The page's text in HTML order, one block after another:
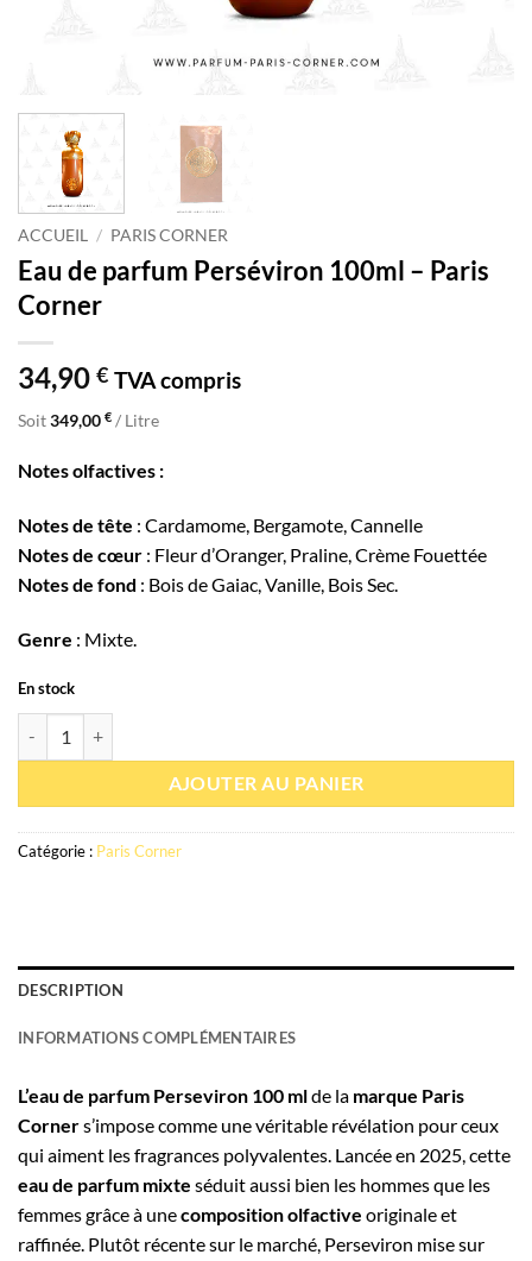
ACCUEIL / PARIS CORNER
Eau de parfum Perséviron 100ml – Paris
Corner
34,90 € TVA compris
Soit349,00 € / Litre
Notes olfactives :
Notes de tête : Cardamome, Bergamote, Cannelle
Notes de cœur : Fleur d’Oranger, Praline, Crème Fouettée
Notes de fond : Bois de Gaiac, Vanille, Bois Sec.
Genre : Mixte.
En stock
AJOUTER AU PANIER
Catégorie : Paris Corner
DESCRIPTION
INFORMATIONS COMPLÉMENTAIRES
L’eau de parfum Perseviron 100 mlde la marque Paris
Corners’impose comme une véritable révélation pour ceux
qui aiment les fragrances polyvalentes. Lancée en 2025, cette
eau de parfum mixte séduit aussi bien les hommes que les
femmes grâce à unecomposition olfactive originale et
raffinée. Plutôt récente sur le marché, Perseviron mise sur